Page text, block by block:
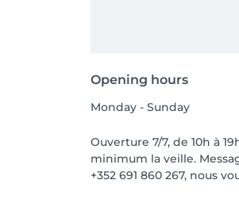
Opening hours
Monday - Sunday
Ouverture 7/7, de 10h à
minimum la veille.
+352 691 860 267, nous